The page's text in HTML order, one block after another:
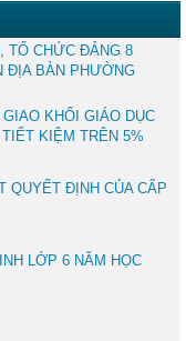
TỔ CHỨC ĐẢNG 8
ĐỊA BÀN PHƯỜNG
KHỐI GIÁO DỤC
KIỆM TRÊN 5%
QUYẾT ĐỊNH CỦA CẤP
LỚP 6 NĂM HỌC